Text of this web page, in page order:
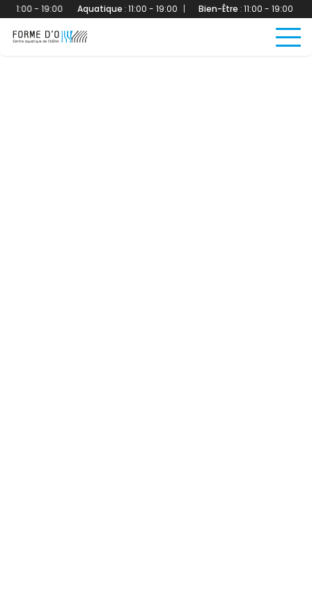
11:00 - 19:00 Aquatique:11:00 - 19:00 | Bien-Être:11:00 - 19:00